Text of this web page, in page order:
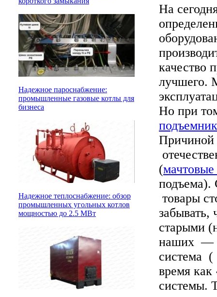
Надежное пароснабжение:
промышленные газовые котлы для
бизнеса
Надежное теплоснабжение: обзор
промышленных угольных котлов
мощностью до 2.5 МВт
На
качество
лучшего.
Но при
Причиной
(
подъема).
товары
забывать,
старыми
наших —
система (
время как
системы.